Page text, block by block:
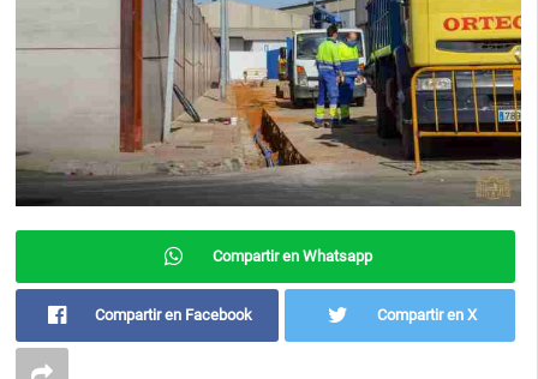
Compartir en Whatsapp
Compartir en Facebook Compartir en X